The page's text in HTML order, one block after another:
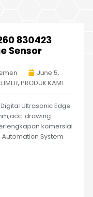
830423
Sensor
June 5,
, PRODUK KAMI
Digital Ultrasonic Edge
drawing
komersial
System